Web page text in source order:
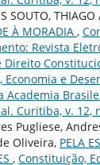
SOUTO,
À MORADIA ,
Revista
Economia e
Academia
Curitiba, v. 12,
Pugliese,
Oliveira, PELA
, Constituição,